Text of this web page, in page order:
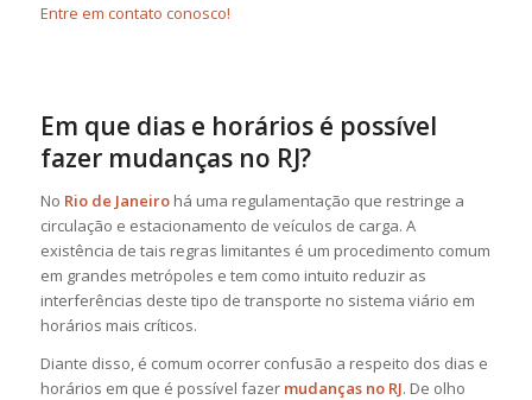
Entre em contato conosco!
Em que dias e horários é possível
fazer mudanças no RJ?
No Rio de Janeirohá uma regulamentação que restringe a
circulação e estacionamento de veículos de carga. A
existência de tais regras limitantes é um procedimento comum
em grandes metrópoles e tem como intuito reduzir as
interferências deste tipo de transporte no sistema viário em
horários mais críticos.
Diante disso, é comum ocorrer confusão a respeito dos dias e
horários em que é possível fazer mudanças no RJ. De olho